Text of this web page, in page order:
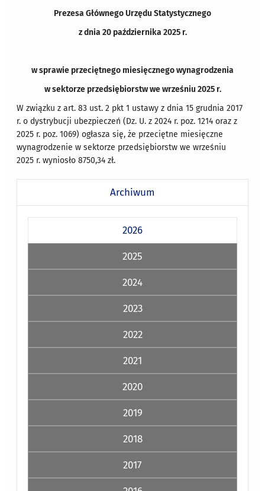
Prezesa Głównego Urzędu Statystycznego
z dnia 20 października 2025 r.
w sprawie przeciętnego miesięcznego wynagrodzenia
w sektorze przedsiębiorstw we wrześniu 2025 r.
W związku z art. 83 ust. 2 pkt 1 ustawy z dnia 15 grudnia 2017
r. o dystrybucji ubezpieczeń (Dz. U. z 2024 r. poz. 1214 oraz z
2025 r. poz. 1069) ogłasza się, że przeciętne miesięczne
wynagrodzenie w sektorze przedsiębiorstw we wrześniu
2025 r. wyniosło 8750,34 zł.
Archiwum
2026
2025
2024
2023
2022
2021
2020
2019
2018
2017